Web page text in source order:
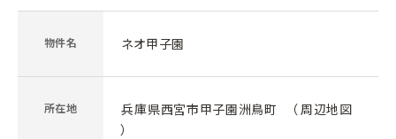
物件名 ネオ甲子園
所在地 兵庫県西宮市甲子園洲鳥町 （ 周辺地図
）